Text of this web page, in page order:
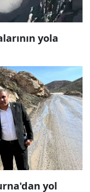
yola
yol